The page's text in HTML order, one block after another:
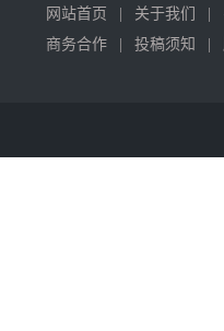
网站首页 关于我们
商务合作
投稿须知